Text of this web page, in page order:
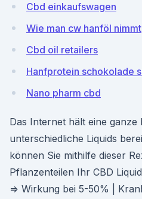
Cbd einkaufswagen
Wie man cw hanföl nimmt
Cbd oil retailers
Hanfprotein schokolade
Nano pharm cbd
Das Internet hält eine
unterschiedliche Liquids
können Sie mithilfe dieser
Pflanzenteilen Ihr CBD
⇒ Wirkung bei 5-50% |